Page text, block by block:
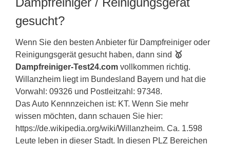
gesucht?
Wenn Sie den besten Anbieter für Dampfreiniger oder
Reinigungsgerät gesucht haben, dann sind 🥇
Dampfreiniger-Test24.com vollkommen richtig.
Willanzheim liegt im Bundesland Bayern und hat die
Vorwahl: 09326 und Postleitzahl: 97348.
Das Auto Kennnzeichen ist: KT. Wenn Sie mehr
wissen möchten, dann schauen Sie hier:
https://de.wikipedia.org/wiki/Willanzheim. Ca. 1.598
Leute leben in dieser Stadt. In diesen PLZ Bereichen